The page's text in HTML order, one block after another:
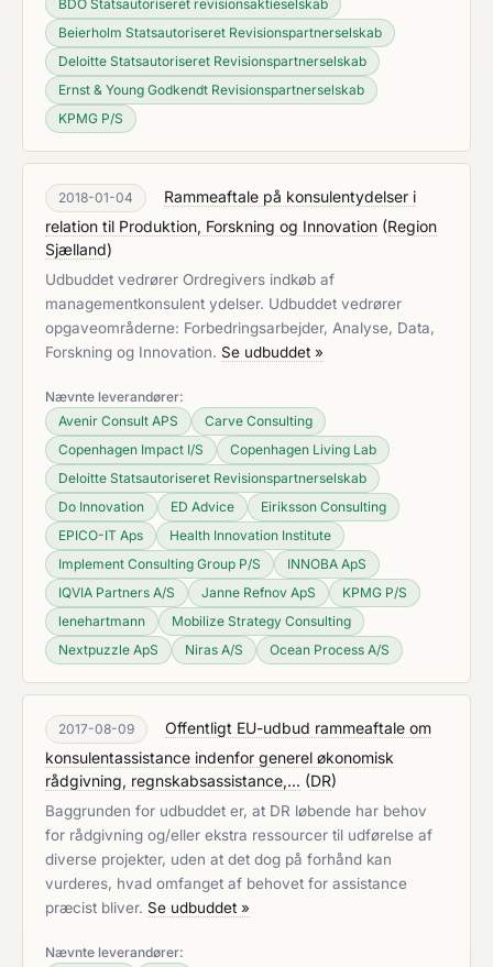
BDO Statsautoriseret revisionsaktieselskab
Beierholm Statsautoriseret Revisionspartnerselskab
Deloitte Statsautoriseret Revisionspartnerselskab
Ernst & Young Godkendt Revisionspartnerselskab
KPMG P/S
2018-01-04
Rammeaftale på konsulentydelser i
relation til Produktion, Forskning og Innovation (Region
Sjælland)
Udbuddet vedrører Ordregivers indkøb af
managementkonsulent ydelser. Udbuddet vedrører
opgaveområderne: Forbedringsarbejder, Analyse, Data,
Forskning og Innovation. Se udbuddet »
Nævnte leverandører:
Avenir Consult APS
Carve Consulting
Copenhagen Impact I/S
Copenhagen Living Lab
Deloitte Statsautoriseret Revisionspartnerselskab
Do Innovation
ED Advice
Eiriksson Consulting
EPICO-IT Aps
Health Innovation Institute
Implement Consulting Group P/S
INNOBA ApS
IQVIA Partners A/S
Janne Refnov ApS
KPMG P/S
lenehartmann
Mobilize Strategy Consulting
Nextpuzzle ApS
Niras A/S Ocean Process A/S
2017-08-09
Offentligt EU-udbud rammeaftale om
konsulentassistance indenfor generel økonomisk
rådgivning, regnskabsassistance,... (DR)
Baggrunden for udbuddet er, at DR løbende har behov
for rådgivning og/eller ekstra ressourcer til udførelse af
diverse projekter, uden at det dog på forhånd kan
vurderes, hvad omfanget af behovet for assistance
præcist bliver. Se udbuddet »
Nævnte leverandører: